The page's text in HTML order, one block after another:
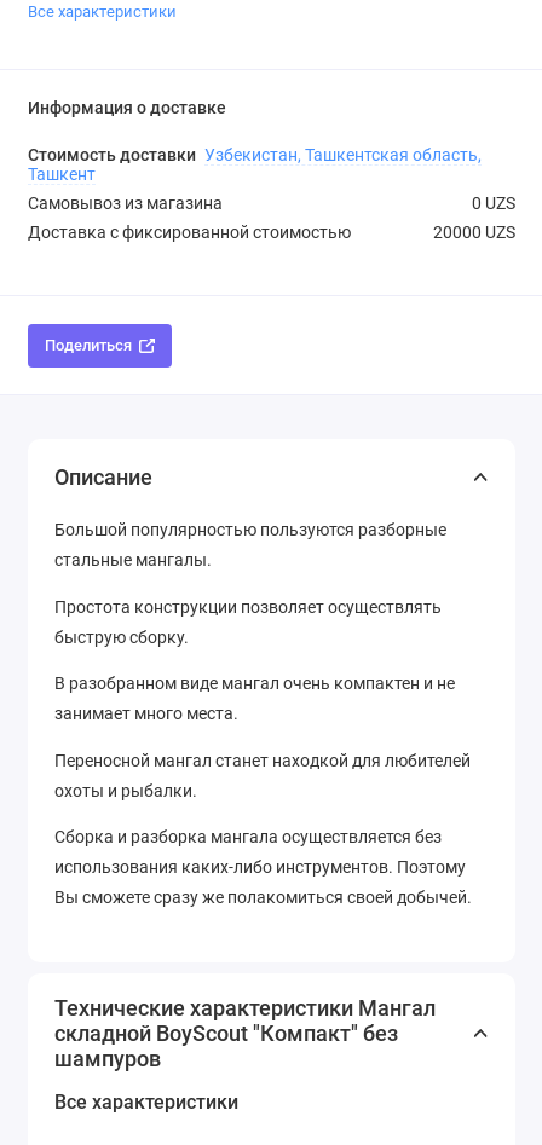
Все характеристики
Информация о доставке
Стоимость доставки Узбекистан, Ташкентская область,
Ташкент
Самовывоз из магазина
0 UZS
Доставка с фиксированной стоимостью
20000 UZS
Поделиться
Описание
Большой популярностью пользуются разборные
стальные мангалы.
Простота конструкции позволяет осуществлять
быструю сборку.
В разобранном виде мангал очень компактен и не
занимает много места.
Переносной мангал станет находкой для любителей
охоты и рыбалки.
Сборка и разборка мангала осуществляется без
использования каких-либо инструментов. Поэтому
Вы сможете сразу же полакомиться своей добычей.
Технические характеристики Мангал
складной BoyScout "Компакт" без
шампуров
Все характеристики